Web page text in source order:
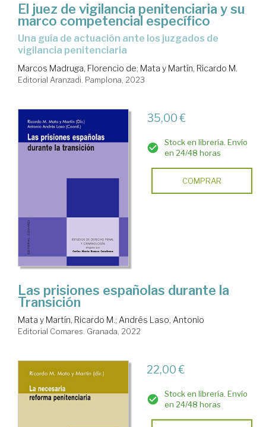
El juez de vigilancia penitenciaria y su
marco competencial específico
una guía de actuación ante los juzgados de
vigilancia penitenciaria
Marcos Madruga, Florencio de; Mata y Martín, Ricardo M.
Editorial Aranzadi. Pamplona, 2023
35,00 €
Stock en librería. Envío
en 24/48 horas
COMPRAR
Las prisiones españolas durante la
Transición
Mata y Martín, Ricardo M.; Andrés Laso, Antonio
Editorial Comares. Granada, 2022
22,00 €
Stock en librería. Envío
en 24/48 horas